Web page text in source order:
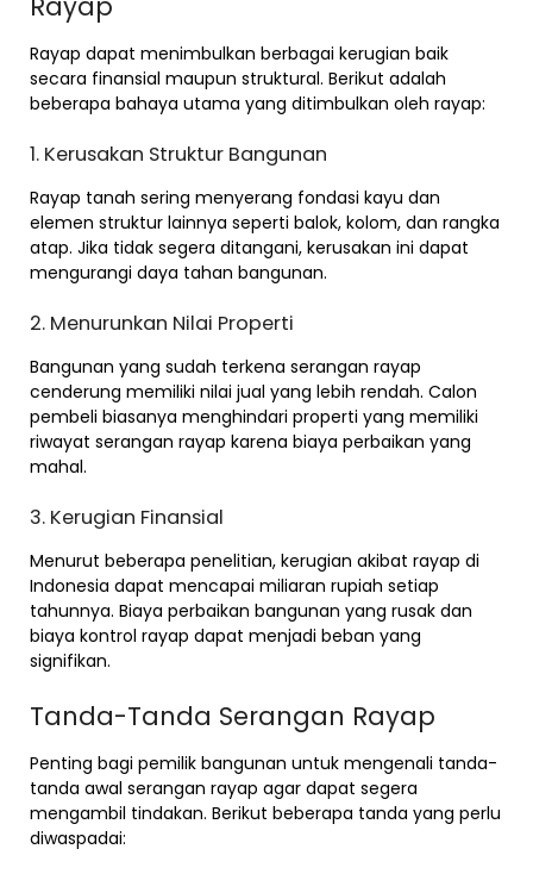
Rayap dapat menimbulkan berbagai kerugian baik
secara finansial maupun struktural. Berikut adalah
beberapa bahaya utama yang ditimbulkan oleh rayap:
1. Kerusakan Struktur Bangunan
Rayap tanah sering menyerang fondasi kayu dan
elemen struktur lainnya seperti balok, kolom, dan rangka
atap. Jika tidak segera ditangani, kerusakan ini dapat
mengurangi daya tahan bangunan.
2. Menurunkan Nilai Properti
Bangunan yang sudah terkena serangan rayap
cenderung memiliki nilai jual yang lebih rendah. Calon
pembeli biasanya menghindari properti yang memiliki
riwayat serangan rayap karena biaya perbaikan yang
mahal.
3. Kerugian Finansial
Menurut beberapa penelitian, kerugian akibat rayap di
Indonesia dapat mencapai miliaran rupiah setiap
tahunnya. Biaya perbaikan bangunan yang rusak dan
biaya kontrol rayap dapat menjadi beban yang
signifikan.
Tanda-Tanda Serangan Rayap
Penting bagi pemilik bangunan untuk mengenali tanda-
tanda awal serangan rayap agar dapat segera
mengambil tindakan. Berikut beberapa tanda yang perlu
diwaspadai: